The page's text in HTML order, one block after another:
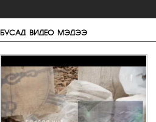
БУСАД ВИДЕО МЭДЭЭ